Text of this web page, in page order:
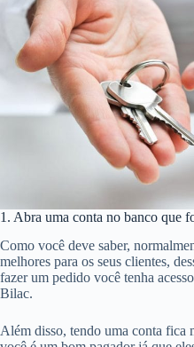
1. Abra uma conta no banco que
Como você deve saber,
melhores para os seus clientes,
fazer um pedido você tenha
Bilac.
Além disso, tendo uma conta fica